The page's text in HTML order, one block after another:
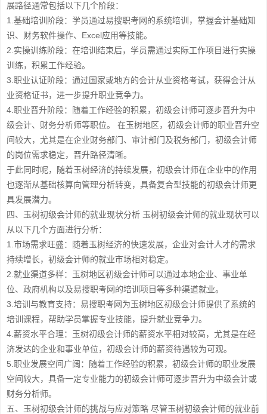
展路径通常包括以下几个阶段：
1.基础培训阶段：学员通过易搜职考网的系统培训，掌握会计基础知
识、财务软件操作、Excel应用等技能。
2.实操训练阶段：在培训结束后，学员需通过实际工作项目进行实操
训练，积累工作经验。
3.职业认证阶段：通过国家或地方的会计从业资格考试，获得会计从
业资格证书，进一步提升职业竞争力。
4.职业晋升阶段：随着工作经验的积累，初级会计师可逐步晋升为中
级会计、财务分析师等职位。 在玉树地区，初级会计师的职业晋升空
间较大，尤其是在企业财务部门、审计部门及税务部门，初级会计师
的岗位需求稳定，晋升路径清晰。
于此同时呢，随着玉树经济的持续发展，初级会计师在企业中的作用
也逐渐从基础核算向管理分析转变，具备复合型技能的初级会计师更
具发展潜力。
四、玉树初级会计师的就业现状分析 玉树初级会计师的就业现状可以
从以下几个方面进行分析：
1.市场需求旺盛：随着玉树经济的快速发展，企业对会计人才的需求
持续增长，初级会计师的就业市场相对稳定。
2.就业渠道多样：玉树地区初级会计师可以通过本地企业、事业单
位、政府机构以及易搜职考网的培训项目等多种渠道就业。
3.培训与教育支持：易搜职考网为玉树地区初级会计师提供了系统的
培训课程，帮助学员掌握专业技能，提升就业竞争力。
4.薪资水平合理：玉树初级会计师的薪资水平相对较高，尤其是在经
济发达的企业和事业单位，初级会计师的薪资待遇较为可观。
5.职业发展空间广阔：随着工作经验的积累，初级会计师的职业发展
空间较大，具备一定专业能力的初级会计师可逐步晋升为中级会计或
财务分析师。
五、玉树初级会计师的挑战与应对策略 尽管玉树初级会计师的就业前